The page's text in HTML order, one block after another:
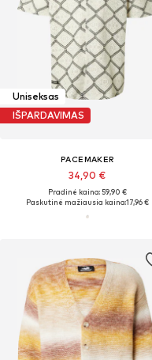
Uniseksas
IŠPARDAVIMAS
PACEMAKER
34,90 €
Pradinė kaina: 59,90 €
Paskutinė mažiausia kaina:17,96 €